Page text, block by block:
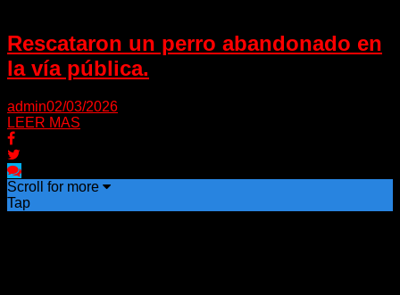
Rescataron un perro abandonado en
la vía pública.
admin02/03/2026
LEER MAS
Scroll for more
Tap